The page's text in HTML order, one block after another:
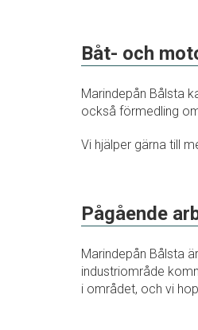
Båt- och
Marindepån Bålsta
också förmedling
Vi hjälper gärna till
Pågående
Marindepån Bålsta
industriområde
i området, och vi